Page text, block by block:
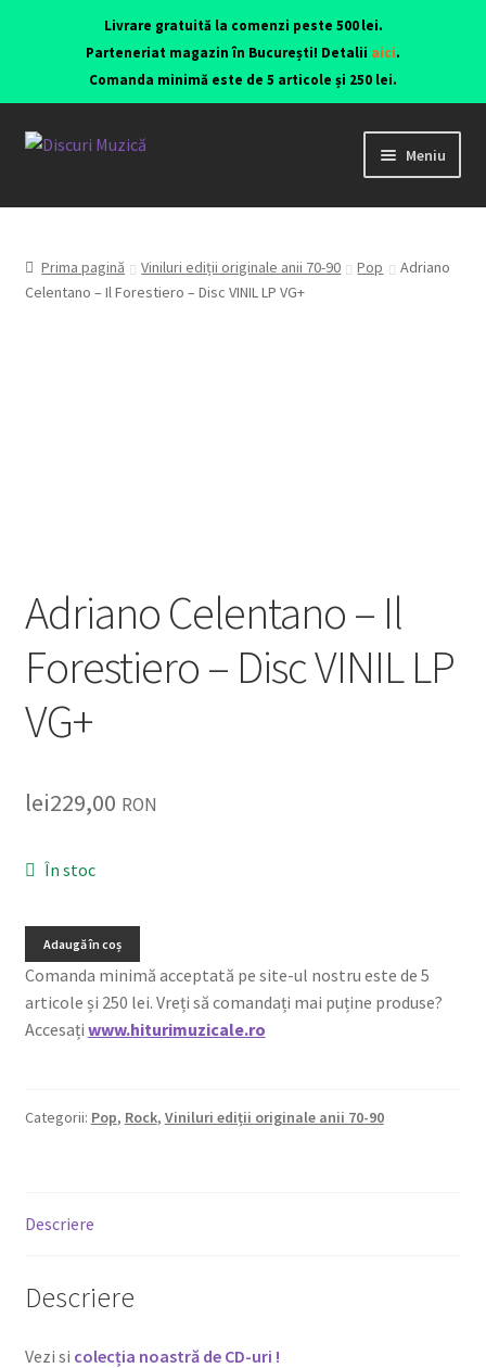
Livrare gratuită la comenzi peste 500 lei.
Parteneriat magazin în București! Detalii aici.
Comanda minimă este de 5 articole și 250 lei.
Meniu
Viniluri ediții originale anii 70-90
CD-uri originale
Contul meu
Blog
lei0,00
Prima pagină Viniluri ediții originale anii 70-90 Pop
Adriano
Celentano – Il Forestiero – Disc VINIL LP VG+
Adriano Celentano – Il
Forestiero – Disc VINIL LP
VG+
lei229,00 RON
În stoc
Adaugă în coș
Comanda minimă acceptată pe site-ul nostru este de 5
articole și 250 lei. Vreți să comandați mai puține produse?
Accesați www.hiturimuzicale.ro
Categorii: Pop, Rock, Viniluri ediții originale anii 70-90
Descriere
Descriere
Vezi si colecția noastră de CD-uri !